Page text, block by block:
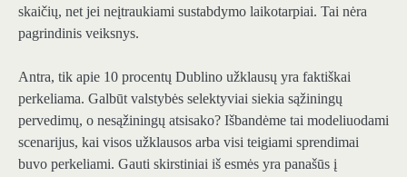
skaičių, net jei neįtraukiami sustabdymo laikotarpiai. Tai nėra
pagrindinis veiksnys.
Antra, tik apie 10 procentų Dublino užklausų yra faktiškai
perkeliama. Galbūt valstybės selektyviai siekia sąžiningų
pervedimų, o nesąžiningų atsisako? Išbandėme tai modeliuodami
scenarijus, kai visos užklausos arba visi teigiami sprendimai
buvo perkeliami. Gauti skirstiniai iš esmės yra panašūs į